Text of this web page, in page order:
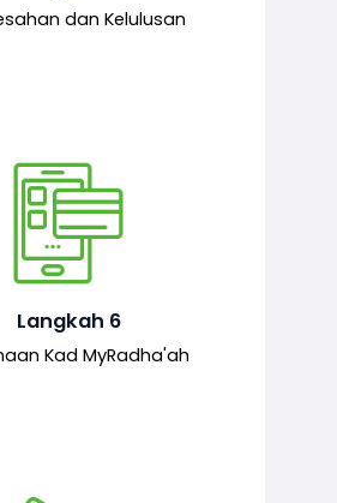
dan Kelulusan
Langkah 6
Kad MyRadha'ah
diluluskan, kad
akan dijana.